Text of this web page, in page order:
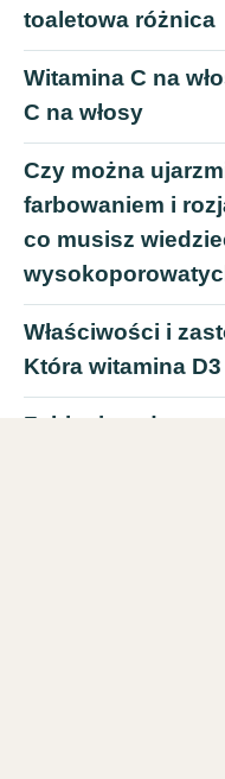
toaletowa różnica
Witamina C na
C na włosy
Czy można
farbowaniem i
co musisz
Właściwości i
Która witamina
Zabiegi